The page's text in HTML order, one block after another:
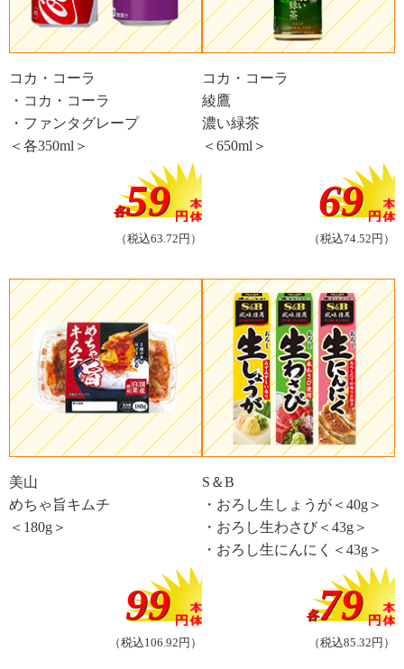
コカ・コーラ
・コカ・コーラ
・ファンタグレープ
＜各350ml＞
各59
（税込63.72円）
コカ・コーラ
綾鷹
濃い緑茶
＜650ml＞
69
（税込74.52円）
美山
めちゃ旨キムチ
＜180g＞
99
（税込106.92円）
S＆B
・おろし生しょうが＜40g＞
・おろし生わさび＜43g＞
・おろし生にんにく＜43g＞
各79
（税込85.32円）